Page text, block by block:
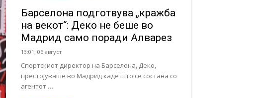
Барселона подготвува „кражба
на векот“: Деко не беше во
Мадрид само поради Алварез
13:01, 06 август
Спортскиот директор на Барселона, Деко,
престојуваше во Мадрид каде што се состана со
агентот …